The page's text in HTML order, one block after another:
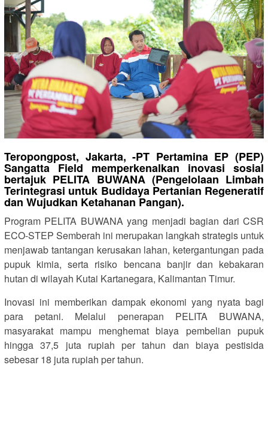
Teropongpost, Jakarta, -PT Pertamina EP (PEP)
Sangatta Field memperkenalkan inovasi sosial
bertajuk PELITA BUWANA (Pengelolaan Limbah
Terintegrasi untuk Budidaya Pertanian Regeneratif
dan Wujudkan Ketahanan Pangan).
Program PELITA BUWANA yang menjadi bagian dari CSR
ECO-STEP Semberah ini merupakan langkah strategis untuk
menjawab tantangan kerusakan lahan, ketergantungan pada
pupuk kimia, serta risiko bencana banjir dan kebakaran
hutan di wilayah Kutai Kartanegara, Kalimantan Timur.
Inovasi ini memberikan dampak ekonomi yang nyata bagi
para petani. Melalui penerapan PELITA BUWANA,
masyarakat mampu menghemat biaya pembelian pupuk
hingga 37,5 juta rupiah per tahun dan biaya pestisida
sebesar 18 juta rupiah per tahun.